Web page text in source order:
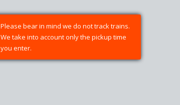
Please bear in mind we do not track trains.
We take into account only the pickup time
you enter.